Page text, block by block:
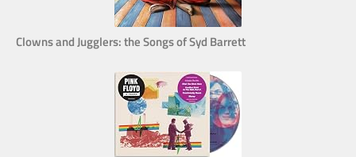
Clowns and Jugglers: the Songs of Syd Barrett